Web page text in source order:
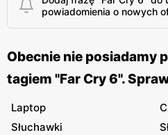
powiadomienia o nowych
Obecnie nie posiadamy
tagiem "Far Cry 6".
Laptop
Słuchawki